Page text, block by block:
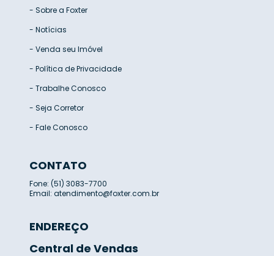
- Sobre a Foxter
- Notícias
- Venda seu Imóvel
- Política de Privacidade
- Trabalhe Conosco
- Seja Corretor
- Fale Conosco
CONTATO
Fone: (51) 3083-7700
Email: atendimento@foxter.com.br
ENDEREÇO
Central de Vendas